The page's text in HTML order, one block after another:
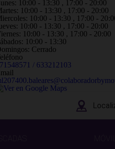
10:00 - 13:30 , 17:00 - 20:00
10:00 - 13:30 , 17:00 - 20:00
10:00 - 13:30 , 17:00 -
10:00 - 13:30 , 17:00 - 20:00
10:00 - 13:30 , 17:00 - 20:00
10:00 - 13:30
Cerrado
/ 633212103